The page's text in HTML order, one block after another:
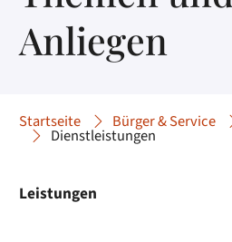
Anliegen
Startseite Bürger & Service
Dienstleistungen
Leistungen